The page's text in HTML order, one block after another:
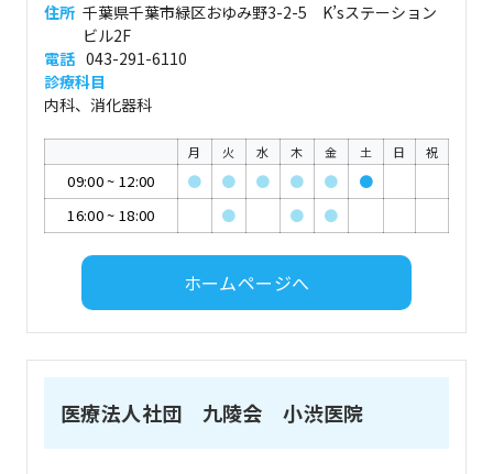
住所 千葉県千葉市緑区おゆみ野3-2-5 K’sステーション
ビル2F
電話 043-291-6110
診療科目
内科、消化器科
月 火 水 木 金 土 日 祝
09:00~ 12:00 ● ● ● ● ●
●
16:00~ 18:00 ● ● ●
ホームページへ
医療法人社団 九陵会 小渋医院